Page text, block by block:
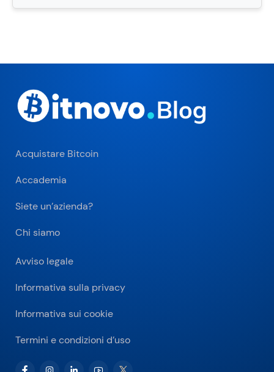
Acquistare Bitcoin
Accademia
Siete un’azienda?
Chi siamo
Avviso legale
Informativa sulla privacy
Informativa sui cookie
Termini e condizioni d’uso